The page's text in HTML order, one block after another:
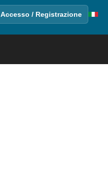
Accesso / Registrazione